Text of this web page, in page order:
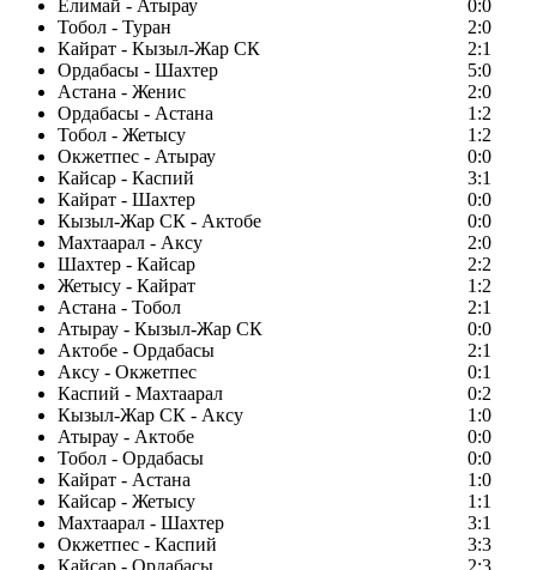
Елимай - Атырау
0:0
Тобол - Туран
2:0
Кайрат - Кызыл-Жар СК
2:1
Ордабасы - Шахтер
5:0
Астана - Женис
2:0
Ордабасы - Астана
1:2
Тобол - Жетысу
1:2
Окжетпес - Атырау
0:0
Кайсар - Каспий
3:1
Кайрат - Шахтер
0:0
Кызыл-Жар СК - Актобе
0:0
Махтаарал - Аксу
2:0
Шахтер - Кайсар
2:2
Жетысу - Кайрат
1:2
Астана - Тобол
2:1
Атырау - Кызыл-Жар СК
0:0
Актобе - Ордабасы
2:1
Аксу - Окжетпес
0:1
Каспий - Махтаарал
0:2
Кызыл-Жар СК - Аксу
1:0
Атырау - Актобе
0:0
Тобол - Ордабасы
0:0
Кайрат - Астана
1:0
Кайсар - Жетысу
1:1
Махтаарал - Шахтер
3:1
Окжетпес - Каспий
3:3